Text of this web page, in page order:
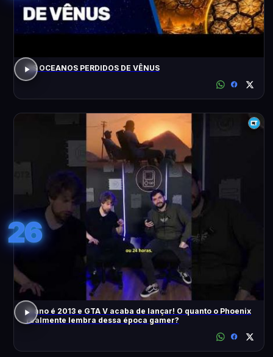
OS OCEANOS PERDIDOS DE VÊNUS
26
O ano é 2013 e GTA V acaba de lançar! O quanto o Phoenix
realmente lembra dessa época gamer?